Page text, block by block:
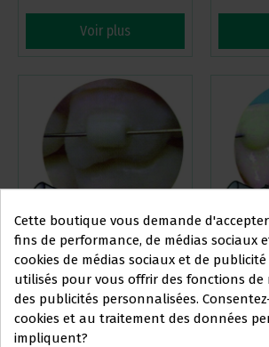
Ce site Web
exclusivementà
Voir plus
MINI MOULES TUBE PIÈCES DE
REMPLACEMENT - 10 UNITÉS
66,14 € 82,68 € -20%
MINI
GRAND
66,14
Cette boutique vous demande
fins de performance, de médias sociaux
cookies de médias sociaux et de
utilisés pour vous offrir des fonctions de
des publicités personnalisées.
cookies et au traitement des données
impliquent?